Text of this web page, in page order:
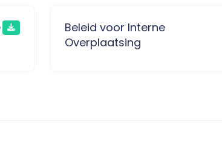
Beleid voor Interne
Overplaatsing